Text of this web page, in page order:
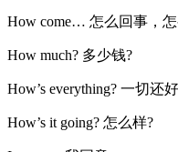
How come… 怎么回事，怎
How much? 多少钱?
How’s everything? 一切还
How’s it going? 怎么样?